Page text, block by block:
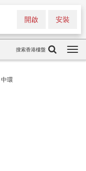
安裝
開啟
搜索香港樓盤
中環